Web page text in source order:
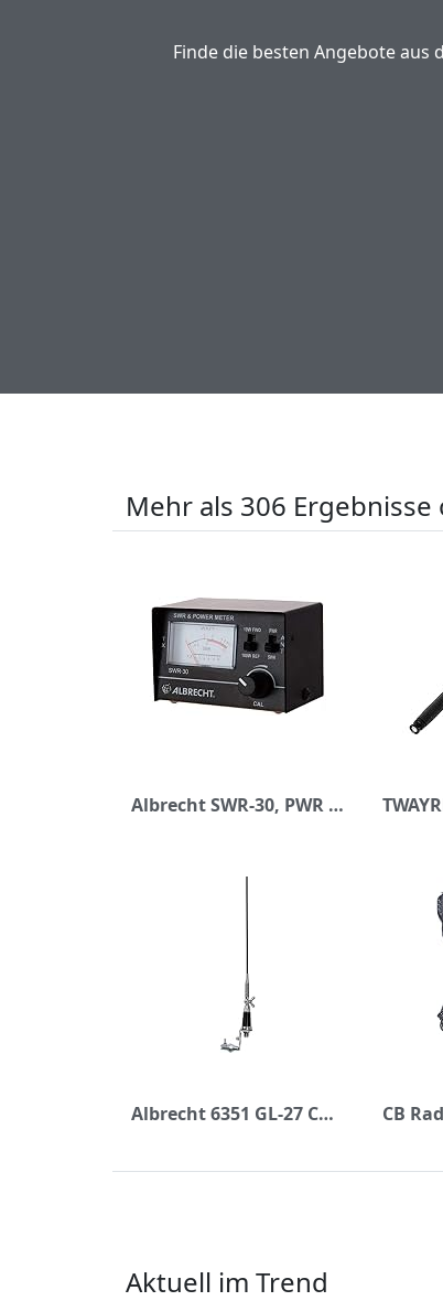
Finde die besten Angebote aus
Mehr als 306
Albrecht SWR-30, PWR Power- Meter, Stehwellen- und Leistungsmessgerät zum Abstimmen von Funkantennen, small
Albrecht 6351 GL-27 CB-Mobilantenne Lambda-Typ 1/4
Aktuell im Trend